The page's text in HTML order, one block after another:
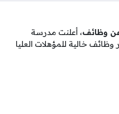
عن وظائف، أعلنت مدرسة
خالية للمؤهلات العليا